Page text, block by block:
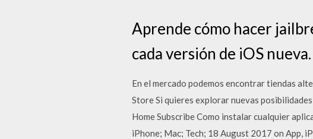
Aprende cómo hacer
cada versión de iOS nueva.
En el mercado podemos encontrar tiendas
Store Si quieres explorar nuevas
Home Subscribe Como instalar cualquier
iPhone; Mac; Tech; 18 August 2017 on App,